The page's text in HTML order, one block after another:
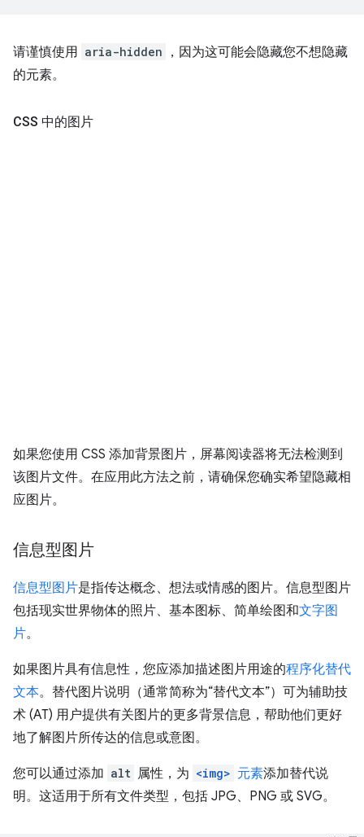
请谨慎使用 aria-hidden
，因为这可能会隐藏您不想隐藏
的元素。
CSS 中的图片
如果您使用 CSS 添加背景图片，屏幕阅读器将无法检测到
该图片文件。在应用此方法之前，请确保您确实希望隐藏相
应图片。
信息型图片
信息型图片是指传达概念、想法或情感的图片。信息型图片
包括现实世界物体的照片、基本图标、简单绘图和文字图
片。
如果图片具有信息性，您应添加描述图片用途的程序化替代
文本。替代图片说明（通常简称为“替代文本”）可为辅助技
术 (AT) 用户提供有关图片的更多背景信息，帮助他们更好
地了解图片所传达的信息或意图。
您可以通过添加 alt 属性，为 <img> 元素添加替代说
明。这适用于所有文件类型，包括 JPG、PNG 或 SVG。